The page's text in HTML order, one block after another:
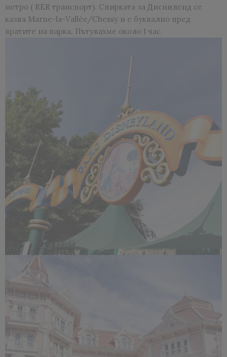
метро ( RER транспорт). Спирката за Дисниленд се
казва Marne-la-Vallée/Chessy и е буквално пред
вратите на парка. Пътувахме около 1 час.